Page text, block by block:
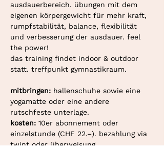
ausdauerbereich. übungen mit dem
eigenen körpergewicht für mehr kraft,
rumpfstabilität, balance, flexibilität
und verbesserung der ausdauer. feel
the power!
das training findet indoor & outdoor
statt. treffpunkt gymnastikraum.
mitbringen: hallenschuhe sowie eine
yogamatte oder eine andere
rutschfeste unterlage.
kosten: 10er abonnement oder
einzelstunde (CHF 22.–). bezahlung via
twint oder überweisung.